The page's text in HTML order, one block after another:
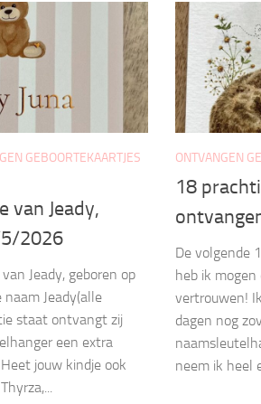
GEBOORTEKAARTJES
van Jeady,
2026
Jeady, geboren op
Jeady(alle
staat ontvangt zij
een extra
jouw kindje ook
ONTVANGEN
18
De volgende
heb ik
vertrouwen!
dagen nog
neem ik heel